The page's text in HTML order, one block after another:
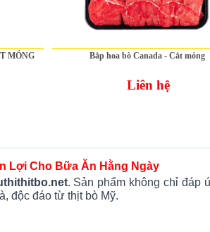
MỎNG Bắp hoa bò Canada - Cắt mỏng
Liên hệ
Lợi Cho Bữa Ăn Hằng Ngày
. Sản phẩm không chỉ đáp
độc đáo từ thịt bò Mỹ.